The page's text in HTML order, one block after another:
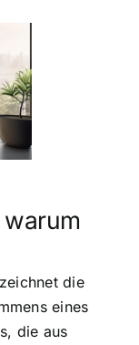
die
eines
die aus